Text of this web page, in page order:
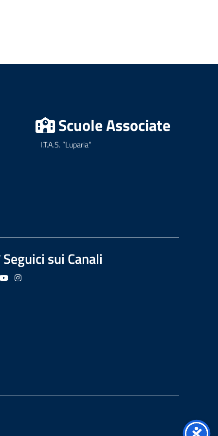
Scuole Associate
I.T.A.S. “Luparia”
Seguici sui Canali
su Facebook
Seguici su YouTube
Seguici su Instagram